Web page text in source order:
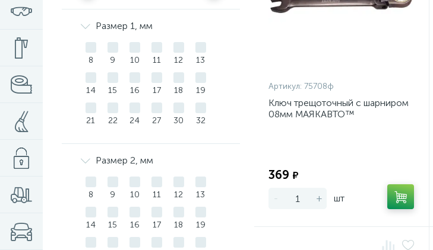
Размер 1, мм
8 9 10 11 12 13
14 15 16 17 18 19
21 22 24 27 30 32
Размер 2, мм
8 9 10 11 12 13
14 15 16 17 18 19
Артикул: 75708ф
Ключ трещоточный с шарниром
08мм МАЯКАВТО™
369 ₽
- + шт